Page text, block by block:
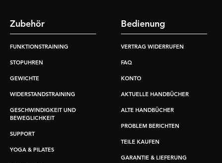
Zubehör
FUNKTIONSTRAINING
STOPUHREN
GEWICHTE
WIDERSTANDSTRAINING
GESCHWINDIGKEIT UND
BEWEGLICHKEIT
SUPPORT
YOGA & PILATES
Bedienung
VERTRAG WIDERRUFEN
FAQ
KONTO
AKTUELLE HANDBÜCHER
ALTE HANDBÜCHER
PROBLEM BERICHTEN
TEILE KAUFEN
GARANTIE & LIEFERUNG